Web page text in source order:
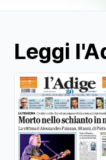
Pubblicazioni
Leggi